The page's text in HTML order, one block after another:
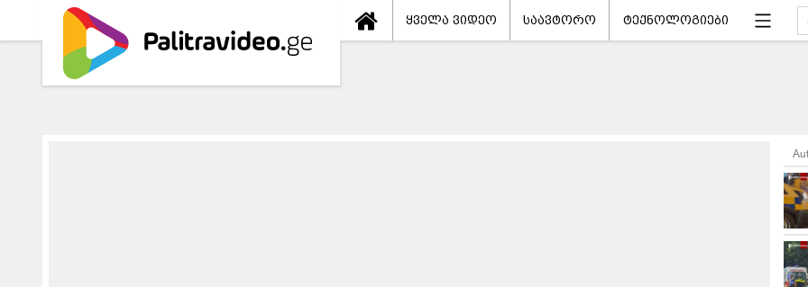
ყველა ვიდეო საავტორო ტექნოლოგიები